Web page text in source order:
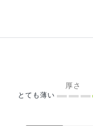
厚さ
とても薄い